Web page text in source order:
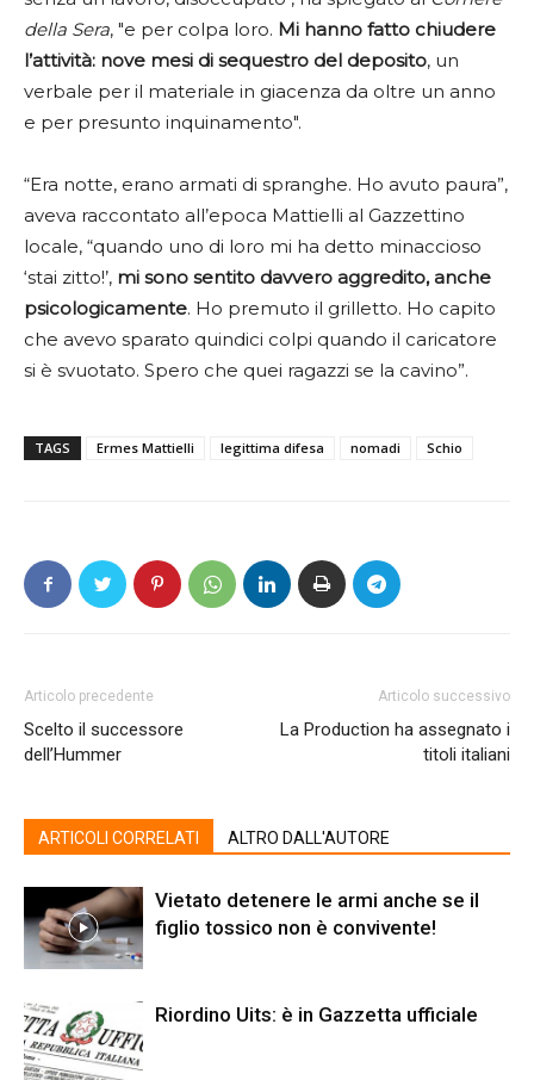
della Sera, "e per colpa loro. Mi hanno fatto chiudere
l’attività: nove mesi di sequestro del deposito, un
verbale per il materiale in giacenza da oltre un anno
e per presunto inquinamento".
“Era notte, erano armati di spranghe. Ho avuto paura”,
aveva raccontato all’epoca Mattielli al Gazzettino
locale, “quando uno di loro mi ha detto minaccioso
‘stai zitto!’, mi sono sentito davvero aggredito, anche
psicologicamente. Ho premuto il grilletto. Ho capito
che avevo sparato quindici colpi quando il caricatore
si è svuotato. Spero che quei ragazzi se la cavino”.
TAGS Ermes Mattielli legittima difesa nomadi Schio
Articolo precedente
Scelto il successore
dell’Hummer
Articolo successivo
La Production ha assegnato i
titoli italiani
ARTICOLI CORRELATI ALTRO DALL'AUTORE
Vietato detenere le armi anche se il
figlio tossico non è convivente!
Riordino Uits: è in Gazzetta ufficiale